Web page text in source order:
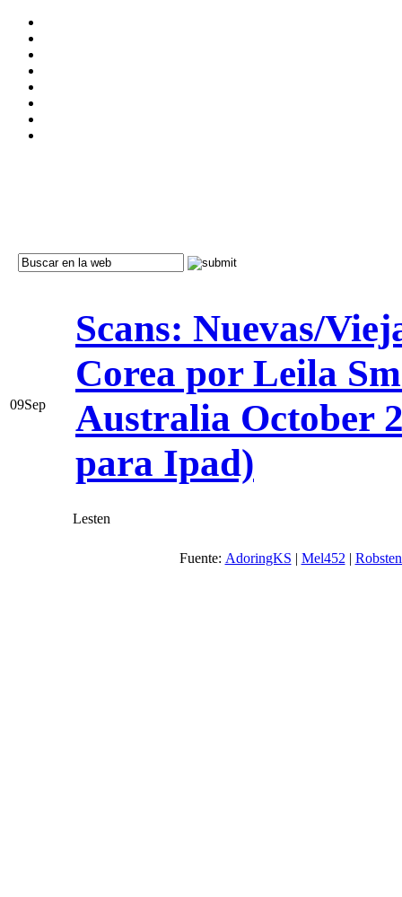
09Sep
Scans: Nuevas/
Corea por Leila
Australia October
para Ipad)
Lesten
Fuente: AdoringKS | Mel452 |